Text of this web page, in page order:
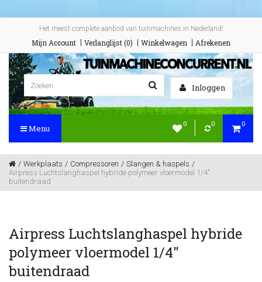
Het meest complete aanbod van tuinmachines in Nederland!
Mijn Account Verlanglijst (0) Winkelwagen Afrekenen
Inloggen
0 0 0
Menu
Werkplaats Compressoren
Slangen & haspels
Airpress Luchtslanghaspel hybride polymeer vloermodel 1/4"
buitendraad
Airpress Luchtslanghaspel hybride
polymeer vloermodel 1/4"
buitendraad